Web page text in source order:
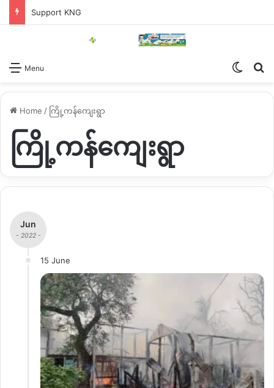
Support KNG
Menu
Home / ကြို့ကန်ကျေးရွာ
ကြို့ကန်ကျေးရွာ
Jun
- 2022 -
15 June